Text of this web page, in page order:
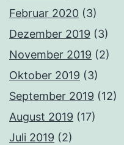
Februar 2020 (3)
Dezember 2019 (3)
November 2019 (2)
Oktober 2019 (3)
September 2019 (12)
August 2019 (17)
Juli 2019 (2)